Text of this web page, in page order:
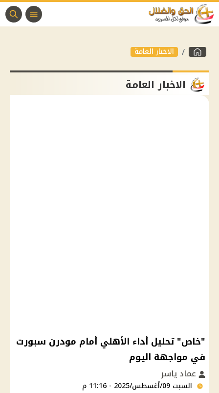
الاخبار العامة
الاخبار العامة
"خاص" تحليل أداء الأهلي أمام مودرن سبورت
في مواجهة اليوم
عماد ياسر
السبت 09/أغسطس/2025 - 11:16 م